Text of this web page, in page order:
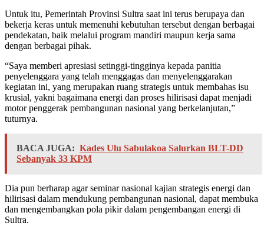
Untuk itu, Pemerintah Provinsi Sultra saat ini terus berupaya dan
bekerja keras untuk memenuhi kebutuhan tersebut dengan berbagai
pendekatan, baik melalui program mandiri maupun kerja sama
dengan berbagai pihak.
“Saya memberi apresiasi setinggi-tingginya kepada panitia
penyelenggara yang telah menggagas dan menyelenggarakan
kegiatan ini, yang merupakan ruang strategis untuk membahas isu
krusial, yakni bagaimana energi dan proses hilirisasi dapat menjadi
motor penggerak pembangunan nasional yang berkelanjutan,”
tuturnya.
BACA JUGA: Kades Ulu Sabulakoa Salurkan BLT-DD
Sebanyak 33 KPM
Dia pun berharap agar seminar nasional kajian strategis energi dan
hilirisasi dalam mendukung pembangunan nasional, dapat membuka
dan mengembangkan pola pikir dalam pengembangan energi di
Sultra.